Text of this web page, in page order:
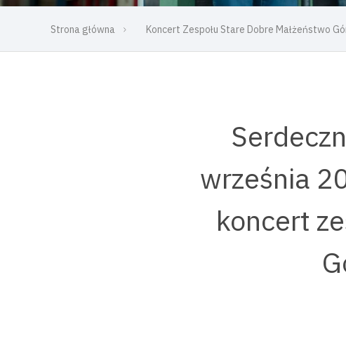
Strona główna Koncert Zespołu Stare Dobre Małżeństwo
września
koncert